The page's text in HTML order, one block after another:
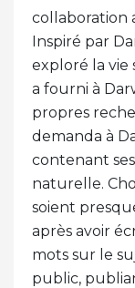
collaboration
Inspiré par
exploré la vie
a fourni à
propres
demanda à
contenant
naturelle.
soient
après avoir
mots sur le
public,